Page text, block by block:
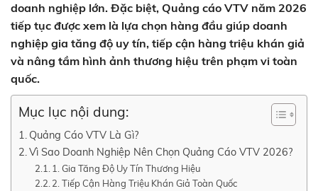
doanh nghiệp lớn. Đặc biệt, Quảng cáo VTV năm 2026
tiếp tục được xem là lựa chọn hàng đầu giúp doanh
nghiệp gia tăng độ uy tín, tiếp cận hàng triệu khán giả
và nâng tầm hình ảnh thương hiệu trên phạm vi toàn
quốc.
Mục lục nội dung:
Quảng Cáo VTV Là Gì?
Vì Sao Doanh Nghiệp Nên Chọn Quảng Cáo VTV 2026?
1. Gia Tăng Độ Uy Tín Thương Hiệu
2. Tiếp Cận Hàng Triệu Khán Giả Toàn Quốc